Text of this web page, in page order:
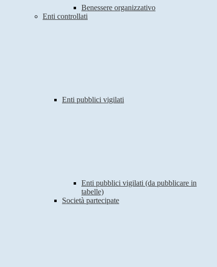
Benessere organizzativo
Enti controllati
Enti pubblici vigilati
Enti pubblici vigilati (da pubblicare in
tabelle)
Società partecipate